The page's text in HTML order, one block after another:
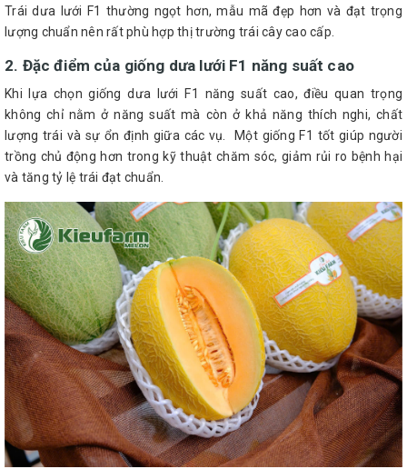
Trái dưa lưới F1 thường ngọt hơn, mẫu mã đẹp hơn và đạt trọng
lượng chuẩn nên rất phù hợp thị trường trái cây cao cấp.
2. Đặc điểm của giống dưa lưới F1 năng suất cao
Khi lựa chọn giống dưa lưới F1 năng suất cao, điều quan trọng
không chỉ nằm ở năng suất mà còn ở khả năng thích nghi, chất
lượng trái và sự ổn định giữa các vụ. Một giống F1 tốt giúp người
trồng chủ động hơn trong kỹ thuật chăm sóc, giảm rủi ro bệnh hại
và tăng tỷ lệ trái đạt chuẩn.